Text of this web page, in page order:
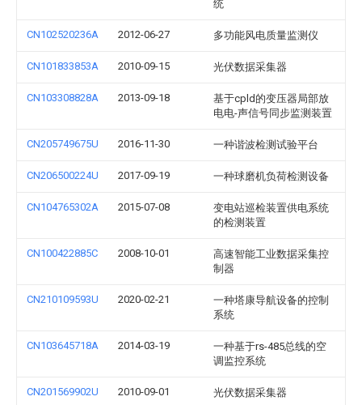
统
CN102520236A 2012-06-27 多功能风电质量监测仪
CN101833853A 2010-09-15 光伏数据采集器
CN103308828A 2013-09-18
基于cpld的变压器局部放
电电-声信号同步监测装置
CN205749675U 2016-11-30 一种谐波检测试验平台
CN206500224U 2017-09-19 一种球磨机负荷检测设备
CN104765302A 2015-07-08
变电站巡检装置供电系统
的检测装置
CN100422885C 2008-10-01
高速智能工业数据采集控
制器
CN210109593U 2020-02-21
一种塔康导航设备的控制
系统
CN103645718A 2014-03-19
一种基于rs-485总线的空
调监控系统
CN201569902U 2010-09-01 光伏数据采集器